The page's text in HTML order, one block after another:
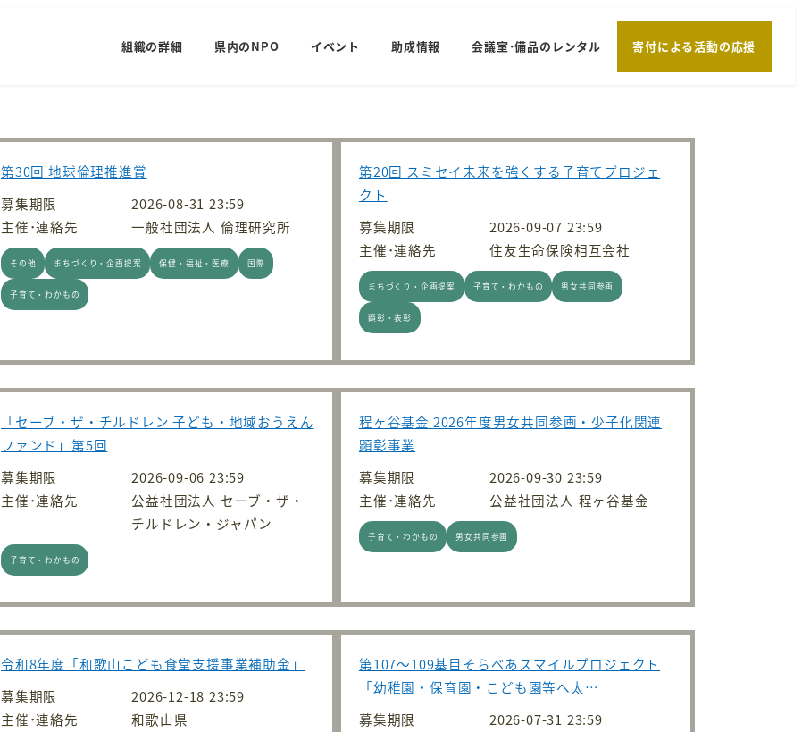
組織の詳細 県内のNPO イベント 助成情報 会議室･備品のレンタル 寄付による活動の応援
第30回 地球倫理推進賞
募集期限
2026-08-31 23:59
主催･連絡先
一般社団法人 倫理研究所
その他 まちづくり・企画提案 保健・福祉・医療 国際
子育て・わかもの
第20回 スミセイ未来を強くする子育てプロジェ
クト
募集期限
2026-09-07 23:59
主催･連絡先
住友生命保険相互会社
まちづくり・企画提案 子育て・わかもの 男女共同参画
顕彰・表彰
「セーブ・ザ・チルドレン 子ども・地域おうえん
ファンド」第5回
募集期限
2026-09-06 23:59
主催･連絡先
公益社団法人 セーブ・ザ・
チルドレン・ジャパン
子育て・わかもの
程ヶ谷基金 2026年度男女共同参画・少子化関連
顕彰事業
募集期限
2026-09-30 23:59
主催･連絡先
公益社団法人 程ヶ谷基金
子育て・わかもの 男女共同参画
令和8年度「和歌山こども食堂支援事業補助金」
募集期限
2026-12-18 23:59
主催･連絡先
和歌山県
第107～109基目そらべあスマイルプロジェクト
「幼稚園・保育園・こども園等へ太…
募集期限
2026-07-31 23:59